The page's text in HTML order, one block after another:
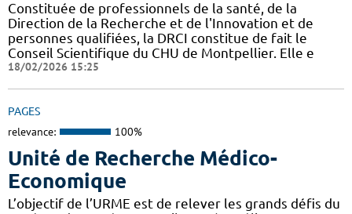
Constituée de professionnels de la santé, de la
Direction de la Recherche et de l'Innovation et de
personnes qualifiées, la DRCI constitue de fait le
Conseil Scientifique du CHU de Montpellier. Elle e
18/02/2026 15:25
PAGES
relevance: 100%
Unité de Recherche Médico-
Economique
L’objectif de l’URME est de relever les grands défis du